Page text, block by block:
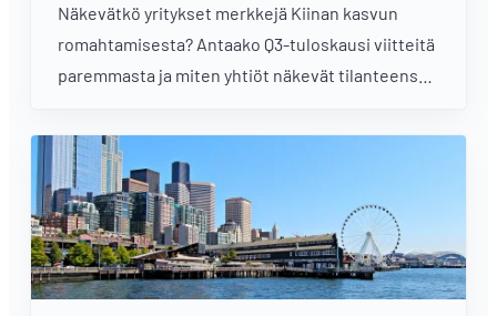
Näkevätkö yritykset merkkejä Kiinan kasvun
romahtamisesta? Antaako Q3-tuloskausi viitteitä
paremmasta ja miten yhtiöt näkevät tilanteensa